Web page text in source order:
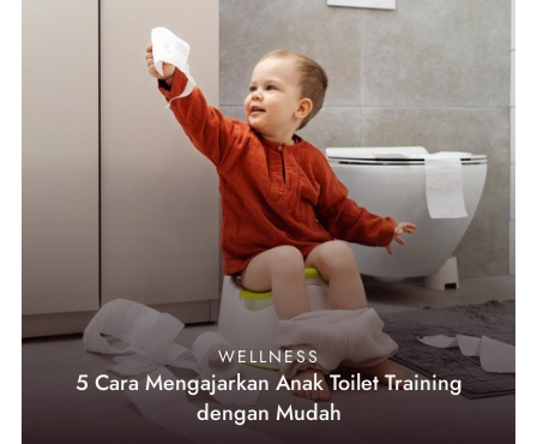
WELLNESS
5 Cara Mengajarkan Anak Toilet Training
dengan Mudah